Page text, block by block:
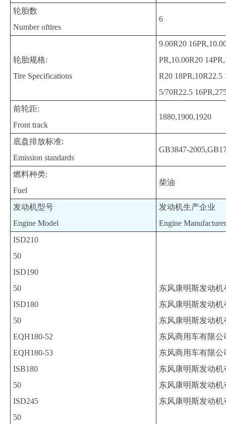
轮胎数
Number oftires
6
轮胎规格:
Tire Specifications
9.00R20
PR,10.00R20
R20 18PR,10R22.5
5/70R22.5
前轮距:
Front track
1880,1900,1920
底盘排放标准:
Emission standards
GB3847-
燃料种类:
Fuel
柴油
发动机型号
Engine Model
发动机生产企业
Engine Manufacturer
ISD210
50
ISD190
50
ISD180
50
EQH180-52
EQH180-53
ISB180
50
ISD245
50
东风康明斯发动机
东风康明斯发动机
东风康明斯发动机
东风商用车有限公
东风商用车有限公
东风康明斯发动机
东风康明斯发动机
东风康明斯发动机